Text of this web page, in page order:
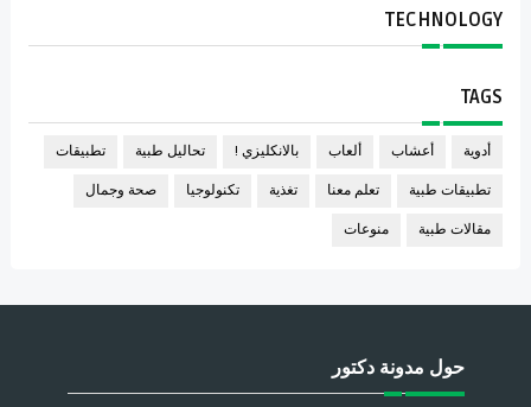
TECHNOLOGY
TAGS
أدوية أعشاب ألعاب بالانكليزي ! تحاليل طبية تطبيقات
تطبيقات طبية تعلم معنا تغذية تكنولوجيا صحة وجمال
مقالات طبية منوعات
حول مدونة دكتور